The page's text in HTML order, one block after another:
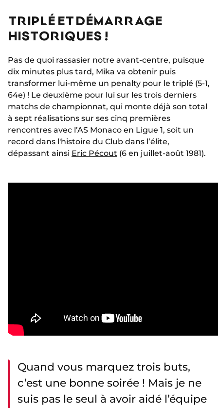
TRIPLÉ ET DÉMARRAGE
HISTORIQUES !
Pas de quoi rassasier notre avant-centre, puisque
dix minutes plus tard, Mika va obtenir puis
transformer lui-même un penalty pour le triplé (5-1,
64e) ! Le deuxième pour lui sur les trois derniers
matchs de championnat, qui monte déjà son total
à sept réalisations sur ses cinq premières
rencontres avec l’AS Monaco en Ligue 1, soit un
record dans l'histoire du Club dans l’élite,
dépassant ainsi Eric Pécout (6 en juillet-août 1981).
Quand vous marquez trois buts,
c’est une bonne soirée ! Mais je ne
suis pas le seul à avoir aidé l’équipe